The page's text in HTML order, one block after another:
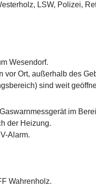
LSW, Polizei,
Wesendorf.
vor Ort, außerhalb des
sind weit
im
der Heizung.
Alarm.
Wahrenholz.